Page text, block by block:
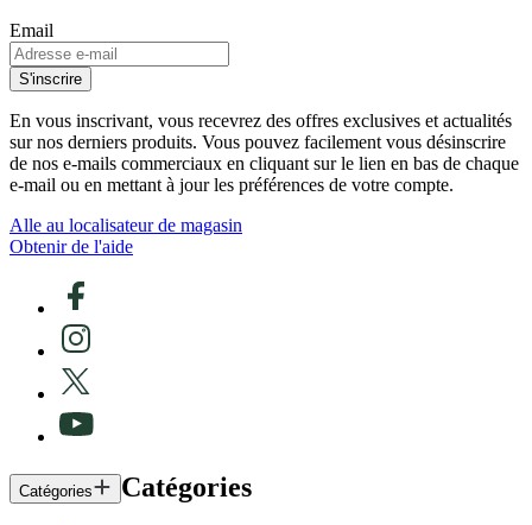
Email
S'inscrire
En vous inscrivant, vous recevrez des offres exclusives et actualités
sur nos derniers produits. Vous pouvez facilement vous désinscrire
de nos e-mails commerciaux en cliquant sur le lien en bas de chaque
e-mail ou en mettant à jour les préférences de votre compte.
Alle au localisateur de magasin
Obtenir de l'aide
Catégories Catégories